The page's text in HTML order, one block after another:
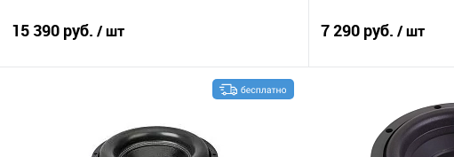
15 390 руб. / шт
В избранное
7 290 руб. / шт
В
Сравнение